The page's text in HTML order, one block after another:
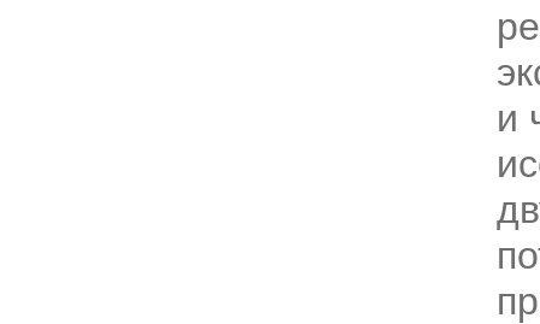
и